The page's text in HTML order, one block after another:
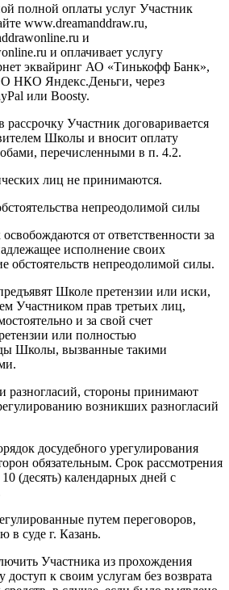
полной оплаты услуг Участник
www.dreamanddraw.ru,
и
и оплачивает услугу
эквайринг АО «Тинькофф Банк»,
НКО Яндекс.Деньги, через
или Boosty.
Участник договаривается
Школы и вносит оплату
перечисленными в п. 4.2.
лиц не принимаются.
непреодолимой силы
от ответственности за
исполнение своих
обстоятельств непреодолимой силы.
Школе претензии или иски,
Участником прав третьих лиц,
и за свой счет
или полностью
Школы, вызванные такими
разногласий, стороны принимают
возникших разногласий
досудебного урегулирования
обязательным. Срок рассмотрения
(десять) календарных дней с
путем переговоров,
в суде г. Казань.
Участника из прохождения
доступ к своим услугам без возврата